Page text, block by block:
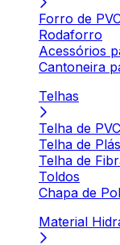
Forro de
Rodaforro
Acessórios
Cantoneira
Telhas
Telha de PVC
Telha de
Telha de
Toldos
Chapa de
Material